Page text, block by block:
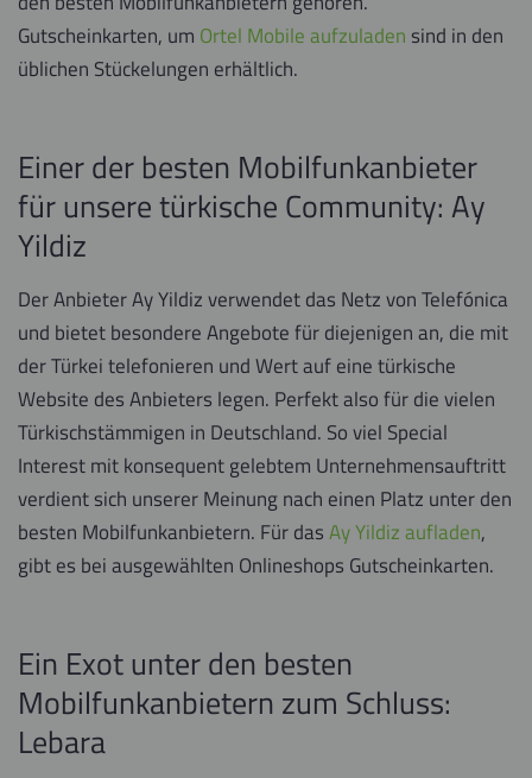
Gutscheinkarten, um Ortel Mobile aufzuladen sind in den
üblichen Stückelungen erhältlich.
Einer der besten Mobilfunkanbieter
für unsere türkische Community: Ay
Yildiz
Der Anbieter Ay Yildiz verwendet das Netz von Telefónica
und bietet besondere Angebote für diejenigen an, die mit
der Türkei telefonieren und Wert auf eine türkische
Website des Anbieters legen. Perfekt also für die vielen
Türkischstämmigen in Deutschland. So viel Special
Interest mit konsequent gelebtem Unternehmensauftritt
verdient sich unserer Meinung nach einen Platz unter den
besten Mobilfunkanbietern. Für dasAy Yildiz aufladen,
gibt es bei ausgewählten Onlineshops Gutscheinkarten.
Ein Exot unter den besten
Mobilfunkanbietern zum Schluss:
Lebara